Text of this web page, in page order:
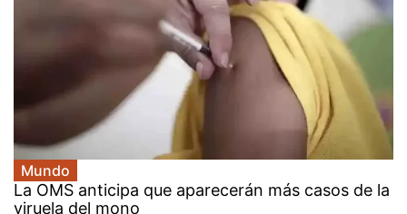
Mundo
La OMS anticipa que aparecerán más casos de la
viruela del mono